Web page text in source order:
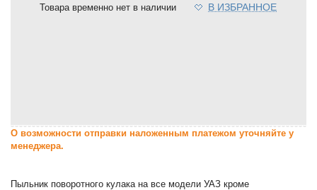
Товара временно нет в наличии В ИЗБРАННОЕ
О возможности отправки наложенным платежом уточняйте у
менеджера.
Пыльник поворотного кулака на все модели УАЗ кроме